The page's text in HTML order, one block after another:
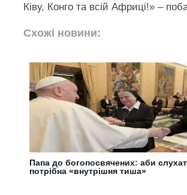
Ківу, Конго та всій Африці!» –
Схожі новини:
Папа до богопосвячених: аби
потрібна «внутрішня тиша»